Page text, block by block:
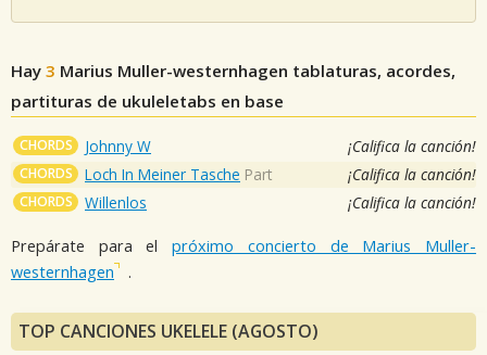
Hay 3 Marius Muller-westernhagen tablaturas, acordes,
partituras de ukuleletabs en base
CHORDS Johnny W ¡Califica la canción!
CHORDS Loch In Meiner Tasche Part ¡Califica la canción!
CHORDS Willenlos ¡Califica la canción!
Prepárate para elpróximo concierto de Marius Muller-
westernhagen
.
TOP CANCIONES UKELELE (AGOSTO)